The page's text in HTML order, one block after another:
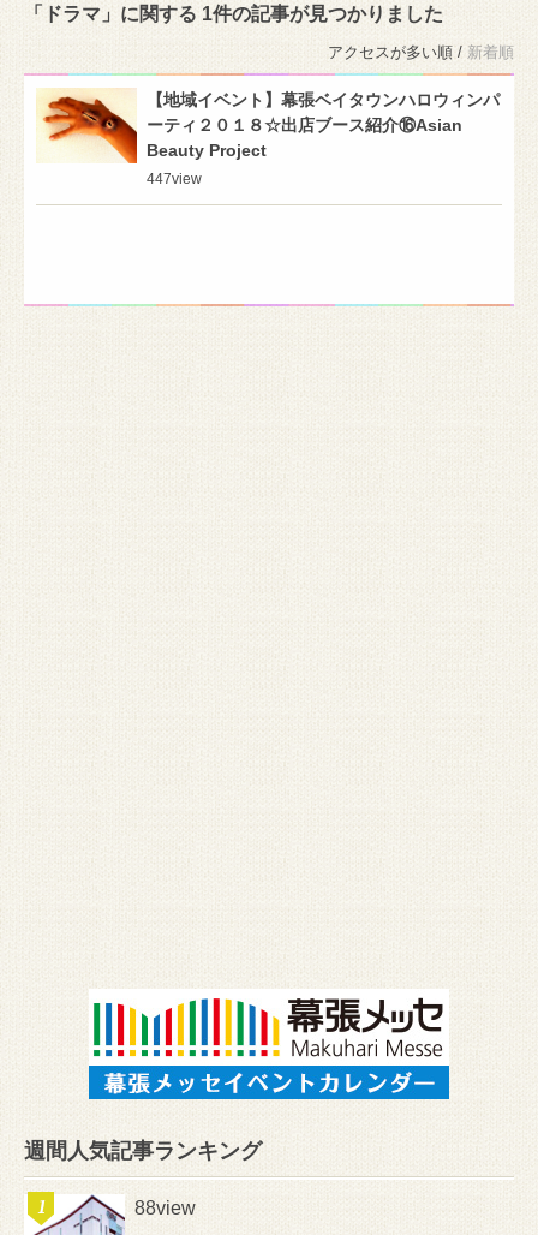
「ドラマ」に関する 1件の記事が見つかりました
アクセスが多い順 / 新着順
【地域イベント】幕張ベイタウンハロウィンパ
ーティ２０１８☆出店ブース紹介⑯Asian
Beauty Project
447view
週間人気記事ランキング
88view